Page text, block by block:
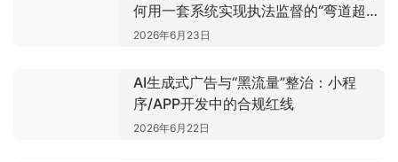
何用一套系统实现执法监督的“弯道超
车”
2026年6月23日
AI生成式广告与“黑流量”整治：小程
序/APP开发中的合规红线
2026年6月22日